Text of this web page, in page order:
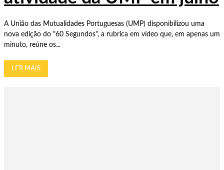
A União das Mutualidades Portuguesas (UMP) disponibilizou uma
nova edição do "60 Segundos", a rubrica em vídeo que, em apenas um
minuto, reúne os...
LER MAIS